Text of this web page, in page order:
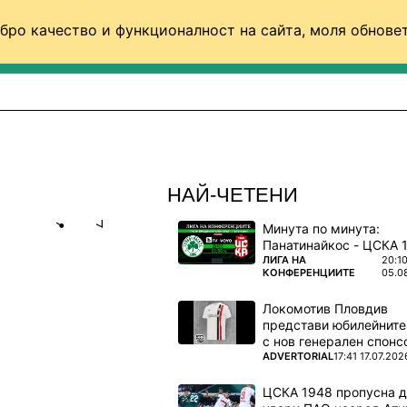
качество и функционалност на сайта, моля
НАЙ-ЧЕТЕНИ
Минута по минута:
ПОВЕЧЕ ОТ
ЛИГА НА
КОНФЕРЕНЦИИТЕ
20:10
Локомотив Пловдив
представи
с нов генерален
ПОВЕЧЕ ОТ
ADVERTORIAL17:41
ЦСКА 1948 пропусна